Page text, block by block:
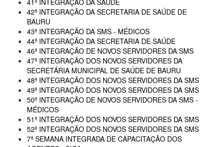
41ª INTEGRAÇÃO DA SAÚDE
42ª INTEGRAÇÃO DA SECRETARIA DE SAÚDE DE
BAURU
43ª INTEGRAÇÃO DA SMS - MÉDICOS
44ª INTEGRAÇÃO DA SECRETARIA DE SAÚDE
46ª INTEGRAÇÃO DE NOVOS SERVIDORES DA SMS
47ª INTEGRAÇÃO DOS NOVOS SERVIDORES DA
SECRETÁRIA MUNICIPAL DE SAÚDE DE BAURU
48ª INTEGRAÇÃO DOS NOVOS SERVIDORES DA SMS
49ª INTEGRAÇÃO DOS NOVOS SERVIDORES DA SMS
50ª INTEGRAÇÃO DE NOVOS SERVIDORES DA SMS -
MÉDICOS
51ª INTEGRAÇÃO DOS NOVOS SERVIDORES DA SMS
52ª INTEGRAÇÃO DOS NOVOS SERVIDORES DA SMS
7ª SEMANA INTEGRADA DE CAPACITAÇÃO DOS